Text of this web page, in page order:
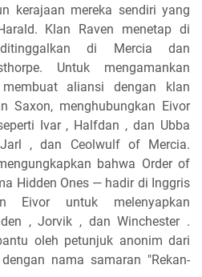
kerajaan mereka sendiri yang
Klan Raven menetap di
di Mercia dan
Untuk mengamankan
aliansi dengan klan
Saxon, menghubungkan Eivor
Ivar , Halfdan , dan Ubba
, dan Ceolwulf of Mercia.
bahwa Order of
Hidden Ones — hadir di Inggris
Eivor untuk melenyapkan
, Jorvik , dan Winchester .
oleh petunjuk anonim dari
nama samaran "Rekan-